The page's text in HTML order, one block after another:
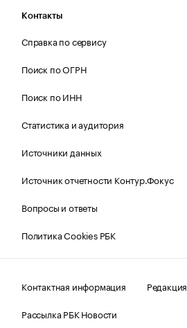
Контакты
Справка по сервису
Поиск по ОГРН
Поиск по ИНН
Статистика и аудитория
Источники данных
Источник отчетности Контур.Фокус
Вопросы и ответы
Политика Cookies РБК
Контактная информация
Редакция
Рассылка РБК Новости